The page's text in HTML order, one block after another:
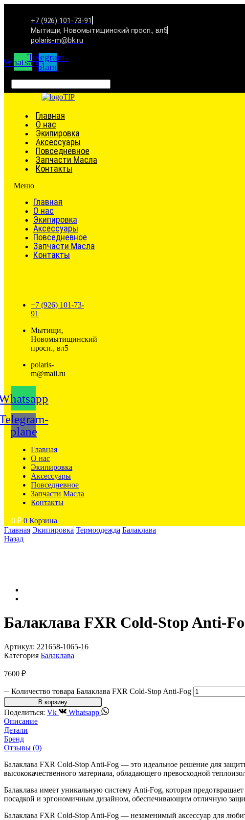
+7 (926) 101-73-91
Мытищи, Новомытищинский просп., вл5
polaris-m@bk.ru
WhatsappTelegram-
plane
Связаться
Главная
О нас
Экипировка
Аксессуары
Повседневное
Запчасти Масла
Контакты
Меню
Главная
О нас
Экипировка
Аксессуары
Повседневное
Запчасти Масла
Контакты
+7 (926) 101-73-
91
Мытищи,
Новомытищинский
просп., вл5
polaris-
m@mail.ru
plane
Главная
О нас
Экипировка
Аксессуары
Повседневное
Запчасти Масла
Контакты
0 ₽ 0 Корзина
Главная Экипировка Термоодежда Балаклава
Назад
Балаклава FXR Cold-Stop Anti-
Артикул: 221658-1065-16
Категория Балаклава
7600 ₽
Количество товара Балаклава FXR Cold-Stop Anti-Fog
В корзину
Поделиться: Vk
Whatsapp
Описание
Детали
Бренд
Отзывы (0)
Балаклава FXR Cold-Stop Anti-Fog — это идеальное решение для
высококачественного материала, обладающего превосходной
Балаклава имеет уникальную систему Anti-Fog, которая
посадкой и эргономичным дизайном, обеспечивающим отличную
Балаклава FXR Cold-Stop Anti-Fog — незаменимый аксессуар для